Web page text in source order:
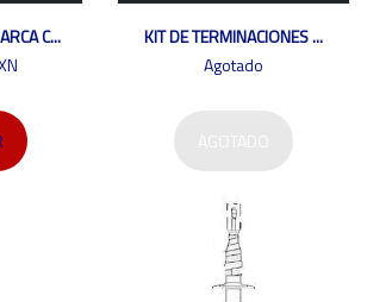
C...
KIT DE TERMINACIONES ...
Agotado